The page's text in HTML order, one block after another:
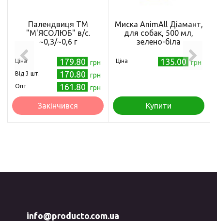
Палендвиця ТМ
"М'ЯСОЛЮБ" в/с.
~0,3/~0,6 г
Ціна 179.80 грн
Від 3 шт. 170.80 грн
Опт 161.80 грн
Закінчився
Миска AnimAll Діамант,
для собак, 500 мл,
зелено-біла
Ціна 135.00 грн
Купити
info@producto.com.ua